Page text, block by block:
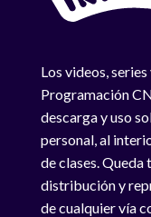
Los videos,
Programación
descarga y uso
personal, al
de clases.
distribución y
de cualquier vía